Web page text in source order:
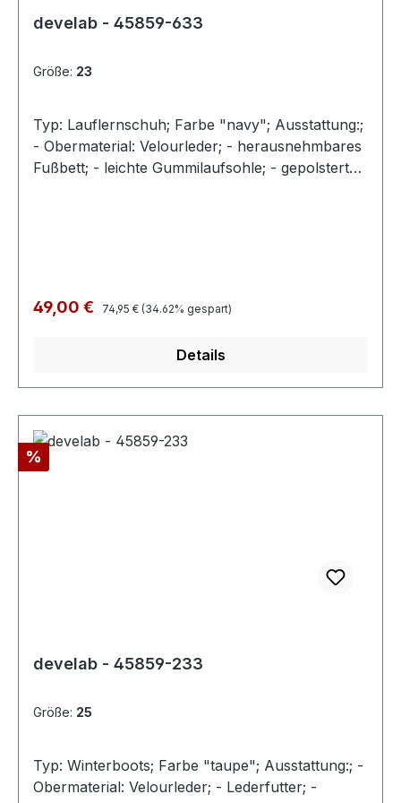
develab - 45859-633
Größe: 23
Typ: Lauflernschuh; Farbe "navy"; Ausstattung:;
- Obermaterial: Velourleder; - herausnehmbares
Fußbett; - leichte Gummilaufsohle; - gepolsterter
Verkaufspreis:
49,00 € Regulärer Preis:
74,95 € (34.62% gespart)
Details
Rabatt
%
develab - 45859-233
Größe: 25
Typ: Winterboots; Farbe "taupe"; Ausstattung:; -
Obermaterial: Velourleder; - Lederfutter; -